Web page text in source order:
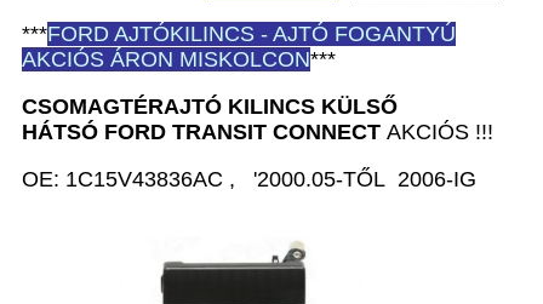
***FORD AJTÓKILINCS - AJTÓ FOGANTYÚ
AKCIÓS ÁRON MISKOLCON***
CSOMAGTÉRAJTÓ KILINCS KÜLSŐ
HÁTSÓ FORD TRANSIT CONNECT AKCIÓS !!!
OE: 1C15V43836AC , '2000.05-TŐL 2006-IG